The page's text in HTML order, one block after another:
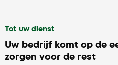
Tot uw dienst
Uw bedrijf komt op de
zorgen voor de rest